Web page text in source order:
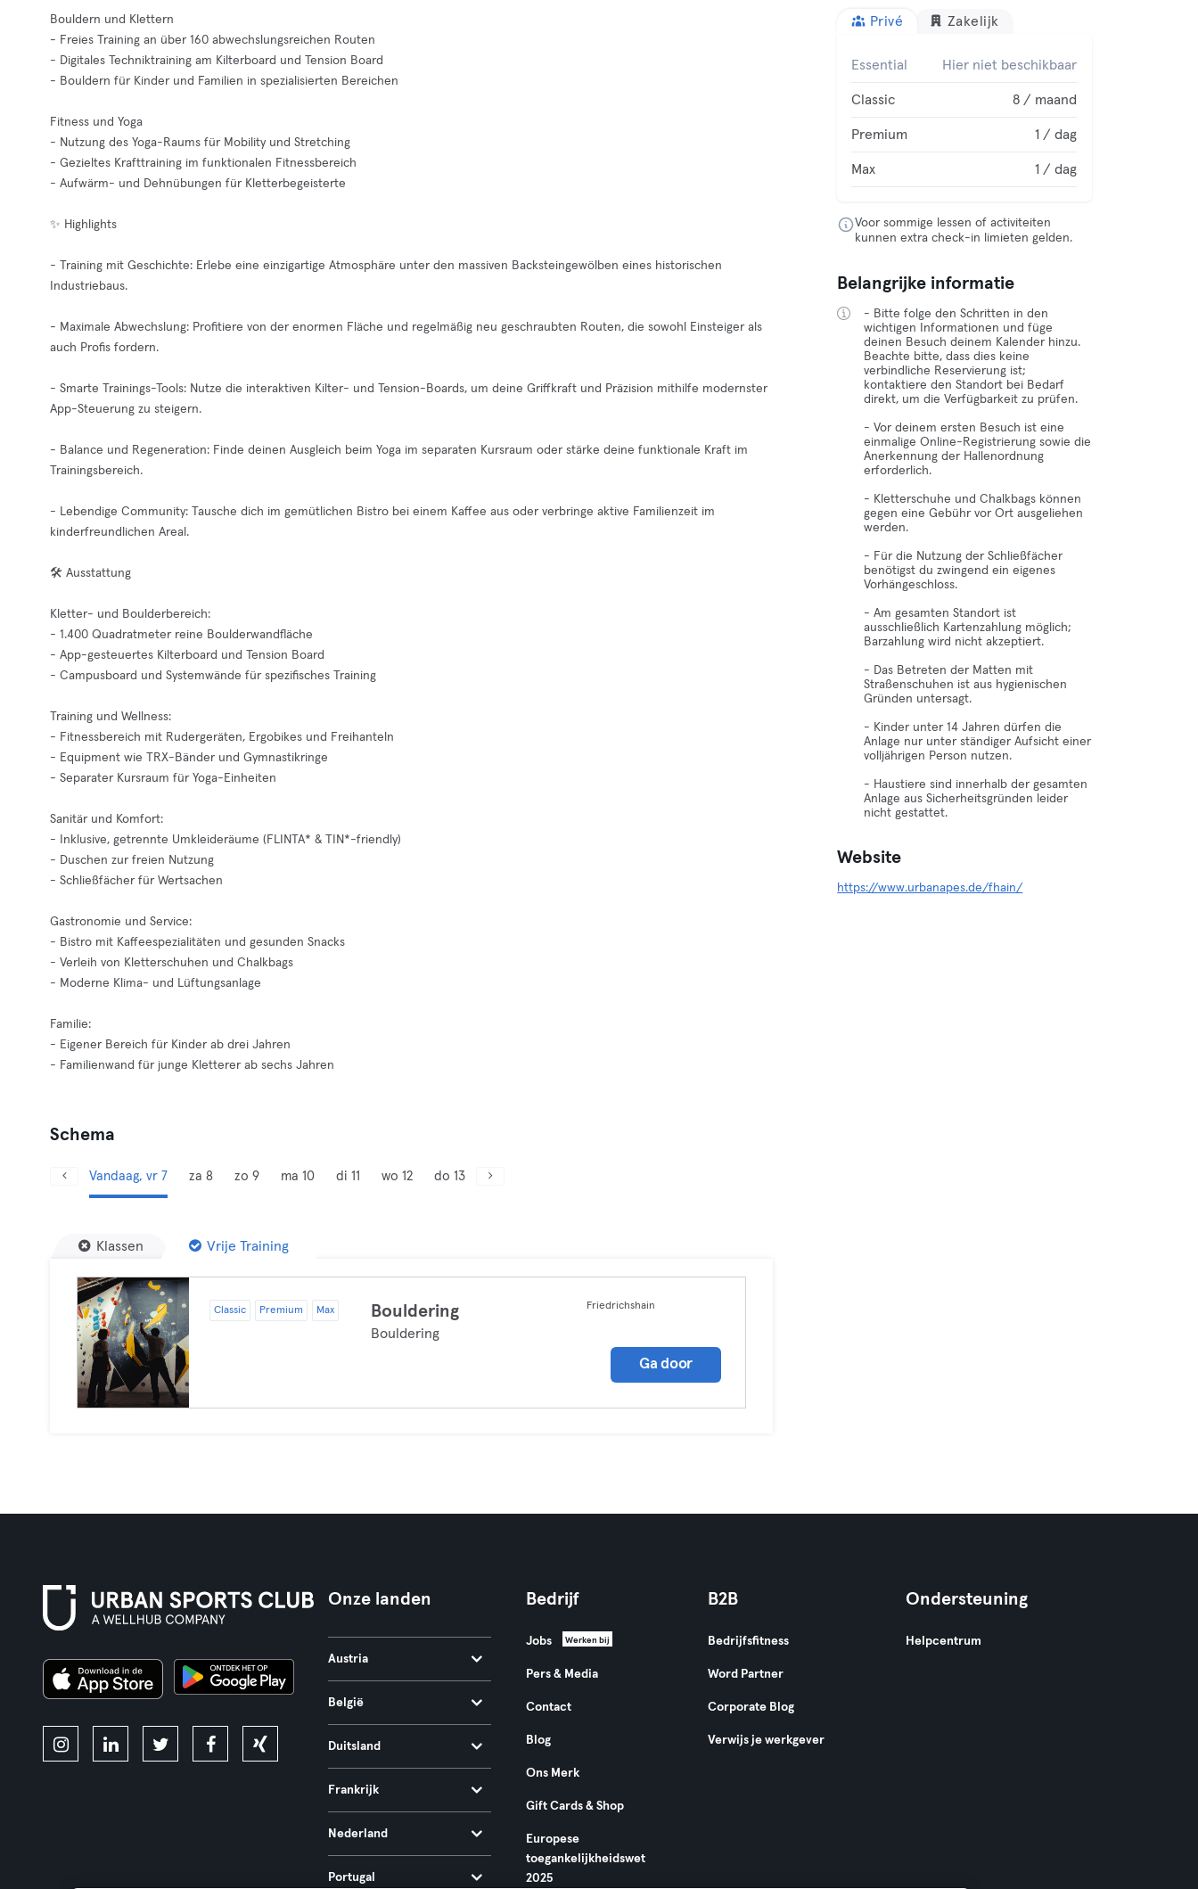
Bouldern und Klettern
- Freies Training an über 160 abwechslungsreichen Routen
- Digitales Techniktraining am Kilterboard und Tension Board
- Bouldern für Kinder und Familien in spezialisierten Bereichen
Fitness und Yoga
- Nutzung des Yoga-Raums für Mobility und Stretching
- Gezieltes Krafttraining im funktionalen Fitnessbereich
- Aufwärm- und Dehnübungen für Kletterbegeisterte
✨ Highlights
- Training mit Geschichte: Erlebe eine einzigartige Atmosphäre unter den massiven Backsteingewölben eines historischen
Industriebaus.
- Maximale Abwechslung: Profitiere von der enormen Fläche und regelmäßig neu geschraubten Routen, die sowohl Einsteiger als
auch Profis fordern.
- Smarte Trainings-Tools: Nutze die interaktiven Kilter- und Tension-Boards, um deine Griffkraft und Präzision mithilfe modernster
App-Steuerung zu steigern.
- Balance und Regeneration: Finde deinen Ausgleich beim Yoga im separaten Kursraum oder stärke deine funktionale Kraft im
Trainingsbereich.
- Lebendige Community: Tausche dich im gemütlichen Bistro bei einem Kaffee aus oder verbringe aktive Familienzeit im
kinderfreundlichen Areal.
🛠️ Ausstattung
Kletter- und Boulderbereich:
- 1.400 Quadratmeter reine Boulderwandfläche
- App-gesteuertes Kilterboard und Tension Board
- Campusboard und Systemwände für spezifisches Training
Training und Wellness:
- Fitnessbereich mit Rudergeräten, Ergobikes und Freihanteln
- Equipment wie TRX-Bänder und Gymnastikringe
- Separater Kursraum für Yoga-Einheiten
Sanitär und Komfort:
- Inklusive, getrennte Umkleideräume (FLINTA* & TIN*-friendly)
- Duschen zur freien Nutzung
- Schließfächer für Wertsachen
Gastronomie und Service:
- Bistro mit Kaffeespezialitäten und gesunden Snacks
- Verleih von Kletterschuhen und Chalkbags
- Moderne Klima- und Lüftungsanlage
Familie:
- Eigener Bereich für Kinder ab drei Jahren
- Familienwand für junge Kletterer ab sechs Jahren
Schema
Vandaag, vr 7 za 8 zo 9 ma 10 di 11 wo 12 do 13
Klassen Vrije Training
Classic Premium Max Bouldering
Bouldering
Friedrichshain
Ga door
Privé Zakelijk
Essential Hier niet beschikbaar
Classic 8 / maand
Premium 1 / dag
Max 1 / dag
Voor sommige lessen of activiteiten
kunnen extra check-in limieten gelden.
Belangrijke informatie
- Bitte folge den Schritten in den
wichtigen Informationen und füge
deinen Besuch deinem Kalender hinzu.
Beachte bitte, dass dies keine
verbindliche Reservierung ist;
kontaktiere den Standort bei Bedarf
direkt, um die Verfügbarkeit zu prüfen.
- Vor deinem ersten Besuch ist eine
einmalige Online-Registrierung sowie die
Anerkennung der Hallenordnung
erforderlich.
- Kletterschuhe und Chalkbags können
gegen eine Gebühr vor Ort ausgeliehen
werden.
- Für die Nutzung der Schließfächer
benötigst du zwingend ein eigenes
Vorhängeschloss.
- Am gesamten Standort ist
ausschließlich Kartenzahlung möglich;
Barzahlung wird nicht akzeptiert.
- Das Betreten der Matten mit
Straßenschuhen ist aus hygienischen
Gründen untersagt.
- Kinder unter 14 Jahren dürfen die
Anlage nur unter ständiger Aufsicht einer
volljährigen Person nutzen.
- Haustiere sind innerhalb der gesamten
Anlage aus Sicherheitsgründen leider
nicht gestattet.
Website
https://www.urbanapes.de/fhain/
Onze landen
Austria
België
Duitsland
Frankrijk
Nederland
Portugal
Bedrijf
Jobs Werken bij
Pers & Media
Contact
Blog
Ons Merk
Gift Cards & Shop
Europese
toegankelijkheidswet
2025
B2B
Bedrijfsfitness
Word Partner
Corporate Blog
Verwijs je werkgever
Ondersteuning
Helpcentrum